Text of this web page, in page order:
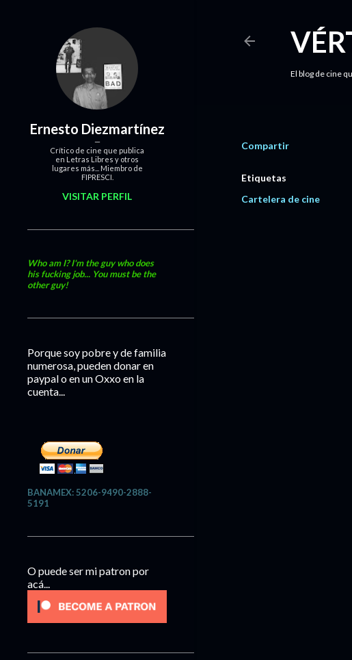
El blog de cine
Compartir
Etiquetas
Cartelera de cine
Ernesto Diezmartínez
Crítico de cine que publica
en Letras Libres y otros
lugares más... Miembro de
FIPRESCI.
VISITAR PERFIL
Who am I? I'm the guy who does
his fucking job... You must be the
other guy!
Porque soy pobre y de familia
numerosa, pueden donar en
paypal o en un Oxxo en la
cuenta...
BANAMEX: 5206-9490-2888-
5191
O puede ser mi patron por
acá...